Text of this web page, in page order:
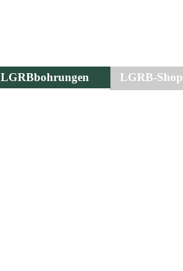
LGRBbohrungen LGRB-Shop